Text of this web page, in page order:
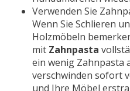
Verwenden Sie
Wenn Sie Schlieren
Holzmöbeln
mit Zahnpasta
ein wenig Zahnpasta
verschwinden sofort
und Ihre Möbel